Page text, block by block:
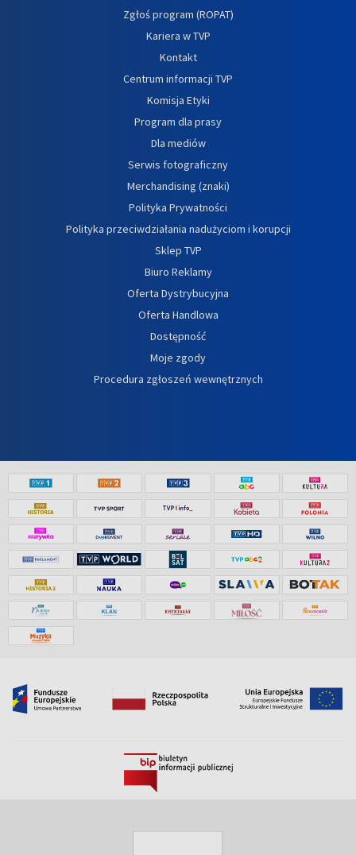
Zgłoś program (ROPAT)
Kariera w TVP
Kontakt
Centrum informacji TVP
Komisja Etyki
Program dla prasy
Dla mediów
Serwis fotograficzny
Merchandising (znaki)
Polityka Prywatności
Polityka przeciwdziałania nadużyciom i korupcji
Sklep TVP
Biuro Reklamy
Oferta Dystrybucyjna
Oferta Handlowa
Dostępność
Moje zgody
Procedura zgłoszeń wewnętrznych